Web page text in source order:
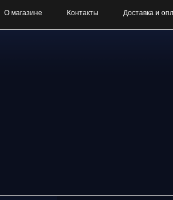
О магазине Контакты Доставка и